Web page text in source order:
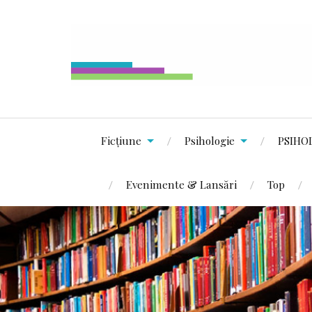
Ficțiune Psihologie
Evenimente & Lansări Top